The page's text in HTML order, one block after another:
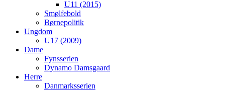
U11 (2015)
Smølfebold
Børnepolitik
Ungdom
U17 (2009)
Dame
Fynsserien
Dynamo Damsgaard
Herre
Danmarksserien